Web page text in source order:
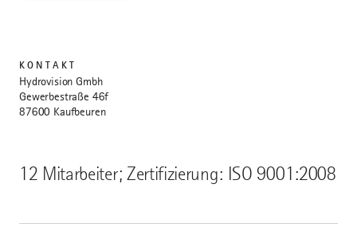
12 Mitarbeiter; Zertifizierung: ISO 9001:2008
KONTAKT
Hydrovision Gmbh
Gewerbestraße 46f
87600 Kaufbeuren